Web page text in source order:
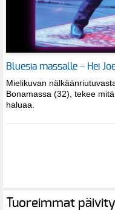
Bluesia massalle – Hei
Mielikuvan
Bonamassa (32), tekee
haluaa.
Tuoreimmat